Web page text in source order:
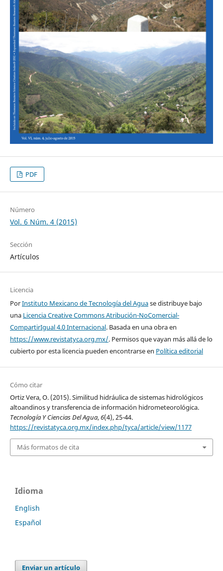
PDF
Número
Vol. 6 Núm. 4 (2015)
Sección
Artículos
Licencia
PorInstituto Mexicano de Tecnología del Aguase distribuye bajo
una Licencia Creative Commons Atribución-NoComercial-
CompartirIgual 4.0 Internacional. Basada en una obra en
https://www.revistatyca.org.mx/. Permisos que vayan más allá de lo
cubierto por esta licencia pueden encontrarse en Política editorial
Cómo citar
Ortiz Vera, O. (2015). Similitud hidráulica de sistemas hidrológicos
altoandinos y transferencia de información hidrometeorológica.
Tecnología Y Ciencias Del Agua,6(4), 25-44.
https://revistatyca.org.mx/index.php/tyca/article/view/1177
Más formatos de cita
Idioma
English
Español
Enviar un artículo